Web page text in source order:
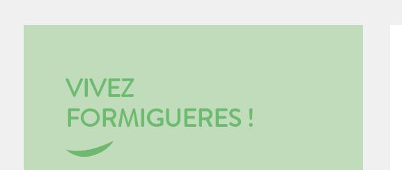
VIVEZ
FORMIGUERES !